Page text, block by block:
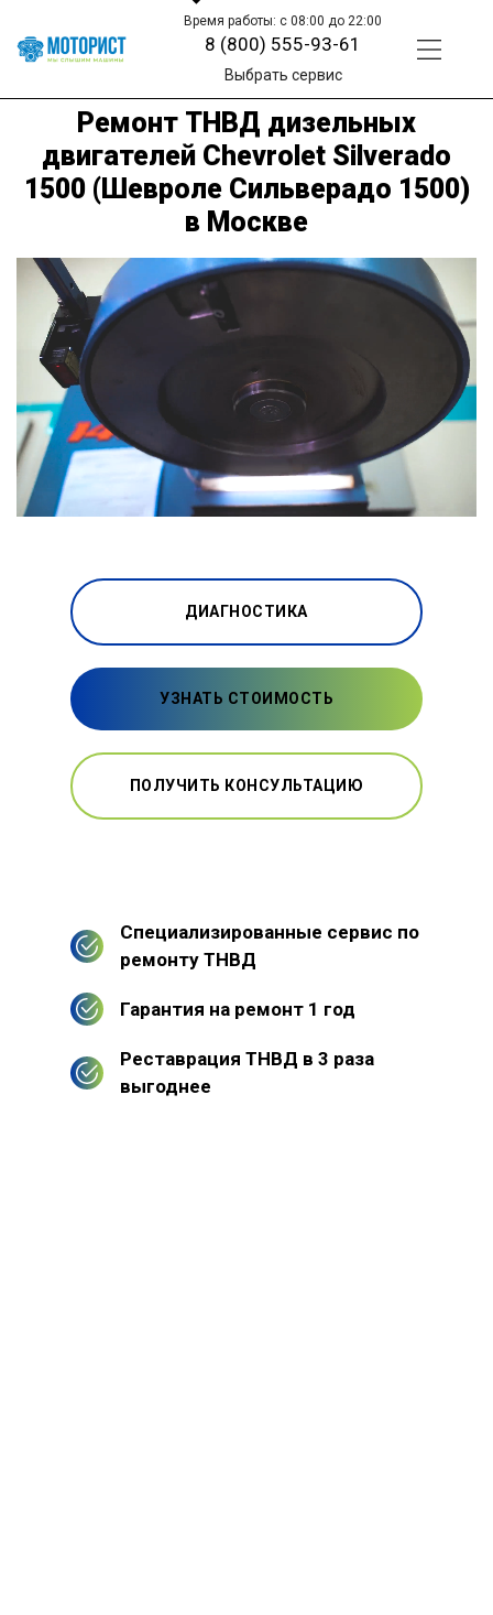
Время работы: с 08:00 до 22:00
8 (800) 555-93-61
Выбрать сервис
Ремонт ТНВД дизельных
двигателей Chevrolet Silverado
1500 (Шевроле Сильверадо 1500)
в Москве
ДИАГНОСТИКА
УЗНАТЬ СТОИМОСТЬ
ПОЛУЧИТЬ КОНСУЛЬТАЦИЮ
Специализированные сервис по
ремонту ТНВД
Гарантия на ремонт 1 год
Реставрация ТНВД в 3 раза
выгоднее